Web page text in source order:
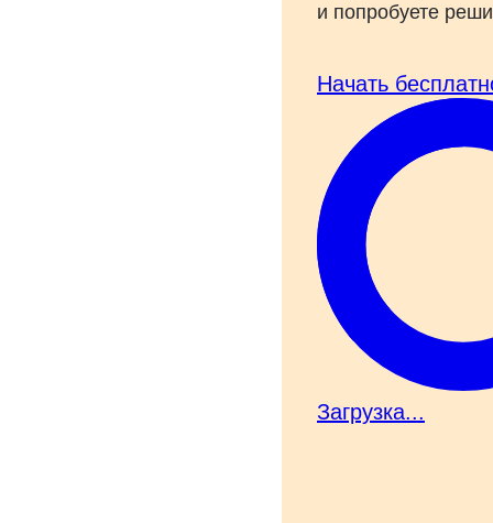
и попробуете
Начать
Загрузка...